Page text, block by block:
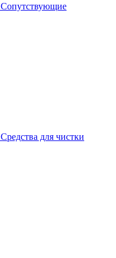
Сопутствующие
Средства для чистки